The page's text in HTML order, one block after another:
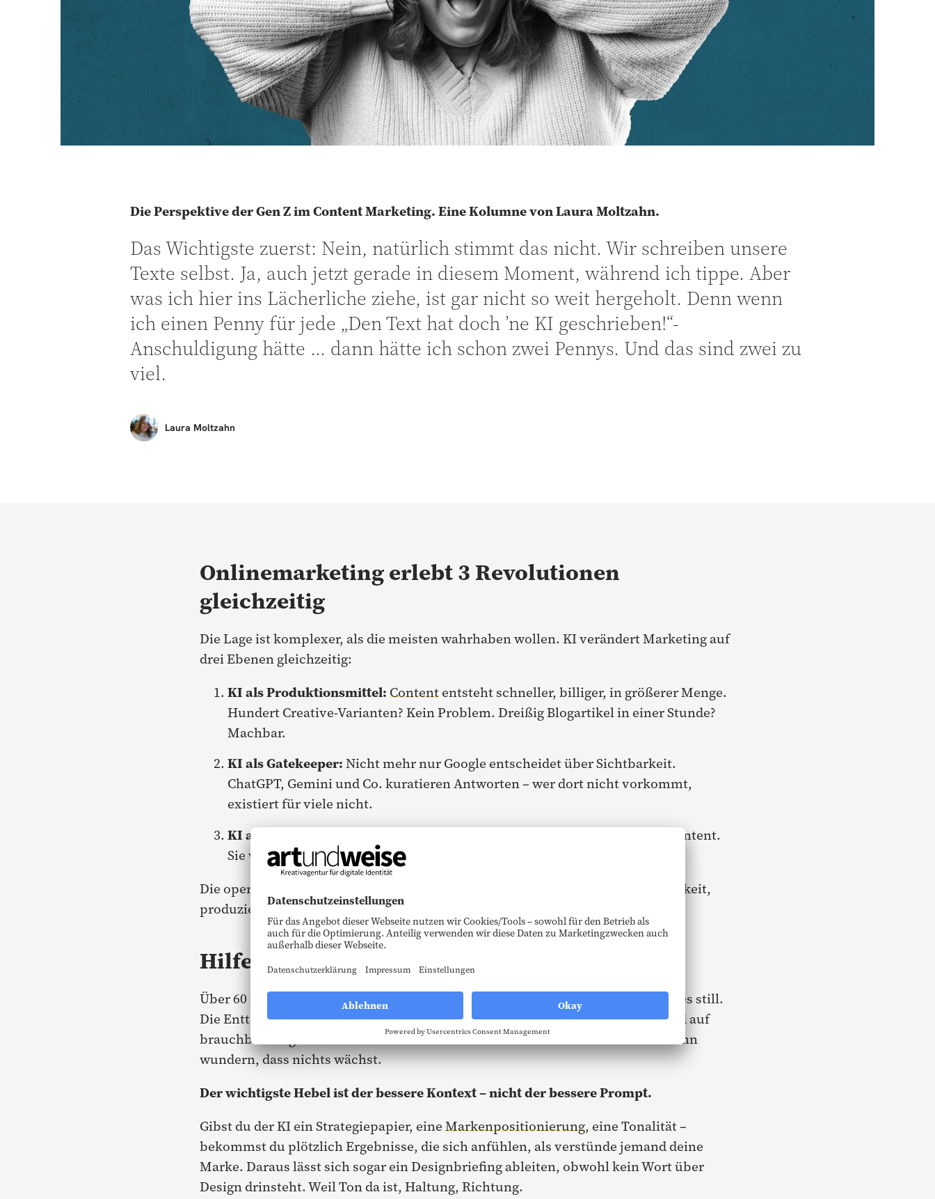
Die Perspektive der Gen Z im Content Marketing. Eine Kolumne von Laura Moltzahn.
Das Wichtigste zuerst: Nein, natürlich stimmt das nicht. Wir schreiben unsere
Texte selbst. Ja, auch jetzt gerade in diesem Moment, während ich tippe. Aber
was ich hier ins Lächerliche ziehe, ist gar nicht so weit hergeholt. Denn wenn
ich einen Penny für jede „Den Text hat doch ’ne KI geschrieben!“-
Anschuldigung hätte … dann hätte ich schon zwei Pennys. Und das sind zwei zu
viel.
Laura Moltzahn
Onlinemarketing erlebt 3 Revolutionen
gleichzeitig
Die Lage ist komplexer, als die meisten wahrhaben wollen. KI verändert Marketing auf
drei Ebenen gleichzeitig:
KI als Produktionsmittel:Contententsteht schneller, billiger, in größerer Menge.
Hundert Creative-Varianten? Kein Problem. Dreißig Blogartikel in einer Stunde?
Machbar.
KI als Gatekeeper:Nicht mehr nur Google entscheidet über Sichtbarkeit.
ChatGPT, Gemini und Co. kuratieren Antworten – wer dort nicht vorkommt,
existiert für viele nicht.
KI als Spiegel:
Ohne klare Identität produziert die Maschine beliebigen Content.
Sie verstärkt, was da ist. Wenn nichts da ist, kommt nichts.
Die operative Hürde ist gefallen. Wer jetzt noch glaubt, Menge schaffe Sichtbarkeit,
produziert digitales Rauschen.
Hilfe durch KI: Kontext schlägt Prompt
Über 60 Prozent der Firmen sagen: Wir nutzen KI. Fragt man nach Erfolg, wird es still.
Die Enttäuschung kommt schnell, wenn du ohne Kontext in ein Tool tippst und auf
brauchbare Ergebnisse hoffst. Es ist wie Samen auf Beton werfen – und sich dann
wundern, dass nichts wächst.
Der wichtigste Hebel ist der bessere Kontext – nicht der bessere Prompt.
Gibst du der KI ein Strategiepapier, eineMarkenpositionierung, eine Tonalität –
bekommst du plötzlich Ergebnisse, die sich anfühlen, als verstünde jemand deine
Marke. Daraus lässt sich sogar ein Designbriefing ableiten, obwohl kein Wort über
Design drinsteht. Weil Ton da ist, Haltung, Richtung.